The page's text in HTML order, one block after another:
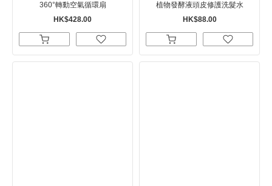
360°轉動空氣循環扇
HK$428.00
植物發酵液頭皮修護洗髮水
HK$88.00